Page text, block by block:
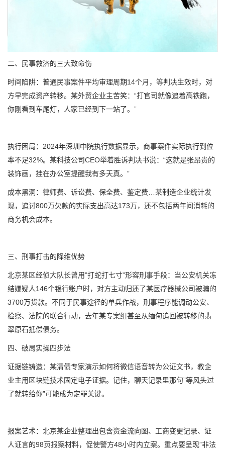
二、民事救济的三大致命伤
时间陷阱：普通民事案件平均审理周期14个月，等判决生效时，对
方早完成资产转移。某外贸企业主苦笑：“打官司就像追着高铁跑，
你刚看到车尾灯，人家已经到下一站了。”
执行困局：2024年深圳中院执行数据显示，商事案件实际执行到位
率不足32%。某科技公司CEO举着胜诉判决书说：“这就是张昂贵的
装饰画，挂在办公室提醒我有多天真。”
成本黑洞：律师费、诉讼费、保全费、鉴定费…某制造企业统计发
现，追讨800万欠款的实际支出高达173万，还不包括两年间消耗的
商务机会成本。
三、刑事打击的降维优势
北京某区经侦大队长曾用”打蛇打七寸”形容刑事手段：当公安机关冻
结嫌疑人146个银行账户时，对方主动归还了某医疗器械公司被骗的
3700万货款。不同于民事途径的单兵作战，刑事程序能调动公安、
检察、法院的联合行动，去年某专案组甚至从缅甸追回被转移的翡
翠原石抵偿债务。
四、破局实操四步法
证据链铸造：某清债专家演示如何将微信语音转为公证文书，教企
业主用区块链技术固定电子证据。记住，聊天记录里那句”等风头过
了就转给你”可能成为定罪关键。
报案艺术：北京某企业整理出包含资金流向图、工商变更记录、证
人证言的98页报案材料，促使警方48小时内立案。重点要呈现”非法